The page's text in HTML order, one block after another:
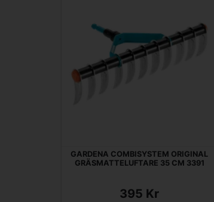
GARDENA COMBISYSTEM ORIGINAL
GRÄSMATTELUFTARE 35 CM 3391
395 Kr